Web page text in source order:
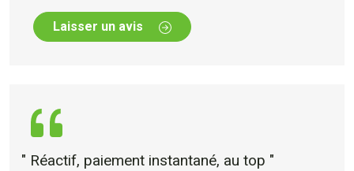
Laisser un avis
" Réactif, paiement instantané, au top "